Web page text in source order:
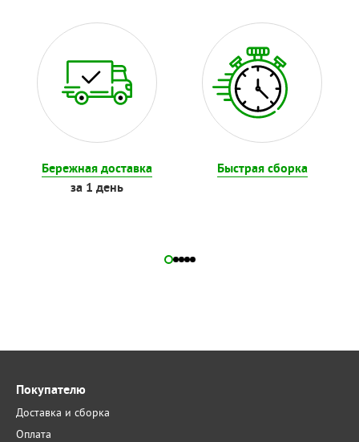
Бережная доставка
за 1 день
Быстрая сборка
Покупателю
Доставка и сборка
Оплата